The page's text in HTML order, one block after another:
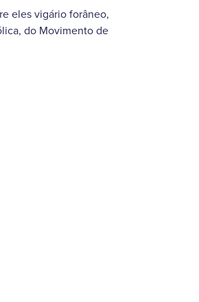
eles vigário forâneo,
do Movimento de